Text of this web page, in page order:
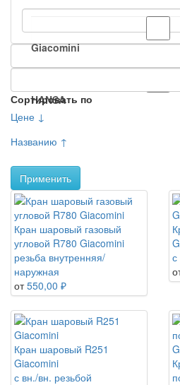
Giacomini
HANSA
Сортировать по
Цене ↓
Названию ↑
Применить
Кран шаровый газовый
угловой R780 Giacomini
резьба внутренняя/
наружная
от 550,00 ₽
с
Кран шаровый R251
Giacomini
с вн./вн. резьбой